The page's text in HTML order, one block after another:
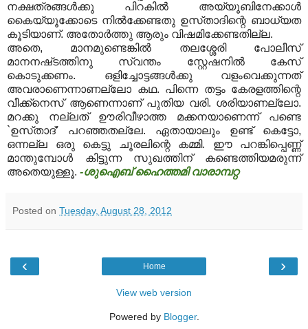
നക്ഷത്രങ്ങള്‍ക്കു പിറകില്‍ അയ്യൂബിനേക്കാള്‍
കൈയ്യൂക്കോടെ നില്‍ക്കേണ്ടതു ഉസ്‌താദിന്റെ ബാധ്യത
കൂടിയാണ്‌. അതോര്‍ത്തു ആരും വിഷമിക്കേണ്ടതില്ല.
അതെ, മാനമുണ്ടെങ്കില്‍ തലശ്ശേരി പോലീസ്‌
മാനനഷ്‌ടത്തിനു സ്വന്തം സ്റ്റേഷനില്‍ കേസ്‌
കൊടുക്കണം. ഒളിച്ചോട്ടങ്ങള്‍ക്കു വളംവെക്കുന്നത്‌
അവരാണെന്നാണല്ലോ കഥ. പിന്നെ തട്ടം കേരളത്തിന്റെ
വീക്ക്‌നെസ്‌ ആണെന്നാണ്‌ പുതിയ വരി. ശരിയാണല്ലോ.
മറക്കു നല്ലത്‌ ഊരിവീഴാത്ത മക്കനയാണെന്ന്‌ പണ്ടെ
`ഉസ്‌താദ്‌’ പറഞ്ഞതല്ലേ. ഏതായാലും ഉണ്ട്‌ കെട്ടോ,
ഒന്നല്ല ഒരു കെട്ടു ചൂരലിന്റെ കമ്മി. ഈ പറങ്കിപ്പെണ്ണ്‌
മാന്തുമ്പോള്‍ കിട്ടുന്ന സുഖത്തിന്‌ കണ്ടെത്തിയമരുന്ന്‌
അതെയുള്ളൂ. -ശുഐബ് ഹൈത്തമി വാരാമ്പറ്റ
Posted on Tuesday, August 28, 2012
‹ ›
Home
View web version
Powered by Blogger.